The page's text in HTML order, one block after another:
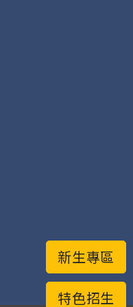
特色招生
新生專區